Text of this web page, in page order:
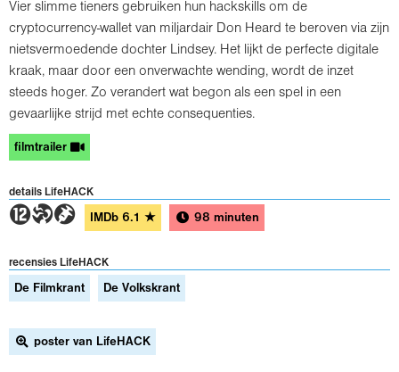
Vier slimme tieners gebruiken hun hackskills om de
cryptocurrency-wallet van miljardair Don Heard te beroven via zijn
nietsvermoedende dochter Lindsey. Het lijkt de perfecte digitale
kraak, maar door een onverwachte wending, wordt de inzet
steeds hoger. Zo verandert wat begon als een spel in een
gevaarlijke strijd met echte consequenties.
filmtrailer
details LifeHACK
4TH IMDb 6.1 ★ 98 minuten
recensies LifeHACK
De Filmkrant De Volkskrant
poster van LifeHACK